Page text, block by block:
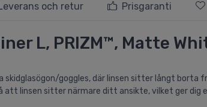
och retur Prisgaranti
L, PRIZM™, Matte
skidglasögon/goggles, där linsen sitter långt borta
att linsen sitter närmare ditt ansikte, vilket ger